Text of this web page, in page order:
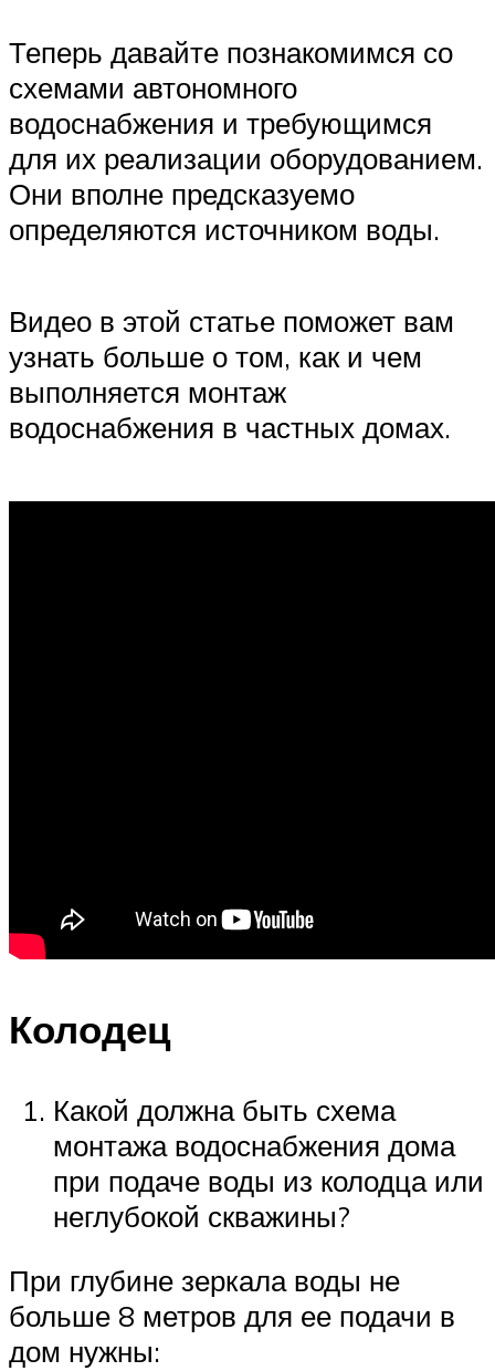
Теперь давайте познакомимся со
схемами автономного
водоснабжения и требующимся
для их реализации оборудованием.
Они вполне предсказуемо
определяются источником воды.
Видео в этой статье поможет вам
узнать больше о том, как и чем
выполняется монтаж
водоснабжения в частных домах.
Колодец
Какой должна быть схема
монтажа водоснабжения дома
при подаче воды из колодца или
неглубокой скважины?
При глубине зеркала воды не
больше 8 метров для ее подачи в
дом нужны: